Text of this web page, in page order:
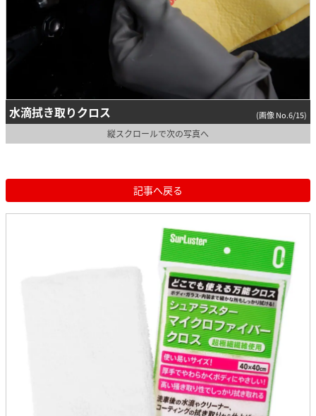
水滴拭き取りクロス (画像 No.6/15)
縦スクロールで次の写真へ
記事へ戻る